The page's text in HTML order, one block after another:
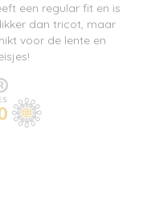
een regular fit en is
dan tricot, maar
voor de lente en